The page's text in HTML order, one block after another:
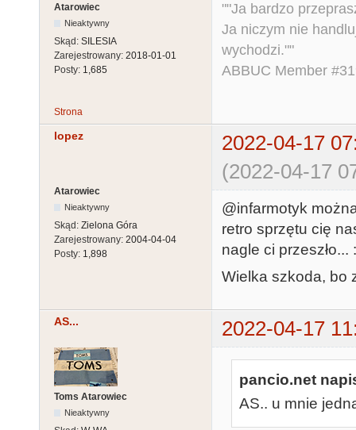
Atarowiec
Nieaktywny
Skąd: SILESIA
Zarejestrowany: 2018-01-01
Posty: 1,685
""Ja bardzo
Ja niczym nie
wychodzi.""
ABBUC Member
Strona
lopez
2022-04-17
(2022-04-17
Atarowiec
Nieaktywny
Skąd: Zielona Góra
Zarejestrowany: 2004-04-04
Posty: 1,898
@infarmotyk
retro sprzętu cię
nagle ci przeszło...
Wielka szkoda, bo
AS... 2022-04-17
Toms Atarowiec
Nieaktywny
pancio.net
AS.. u mnie